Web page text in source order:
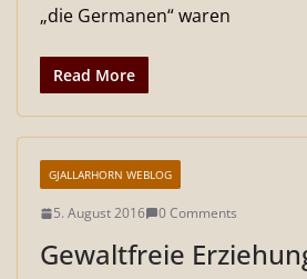
„die Germanen“ waren
Read More
GJALLARHORN WEBLOG
5. August 2016 0 Comments
Gewaltfreie